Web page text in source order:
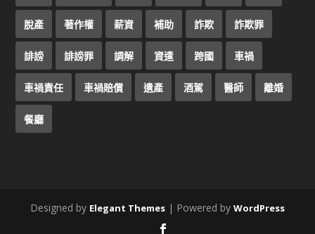
脫產 著作權 薪資 補助 詐欺 詐欺罪
誹謗 誹謗罪 調解 資遣 跨國 車禍
車禍責任 車禍賠償 遺產 酒駕 醫師 離婚
餐廳
Designed by Elegant Themes | Powered by WordPress